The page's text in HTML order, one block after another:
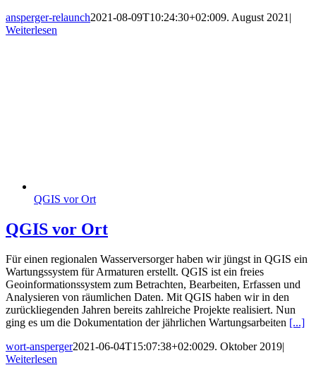
ansperger-relaunch2021-08-09T10:24:30+02:009. August 2021 |
Weiterlesen
QGIS vor Ort
QGIS vor Ort
Für einen regionalen Wasserversorger haben wir jüngst in QGIS ein
Wartungssystem für Armaturen erstellt. QGIS ist ein freies
Geoinformationssystem zum Betrachten, Bearbeiten, Erfassen und
Analysieren von räumlichen Daten. Mit QGIS haben wir in den
zurückliegenden Jahren bereits zahlreiche Projekte realisiert. Nun
ging es um die Dokumentation der jährlichen Wartungsarbeiten [...]
wort-ansperger2021-06-04T15:07:38+02:0029. Oktober 2019|
Weiterlesen